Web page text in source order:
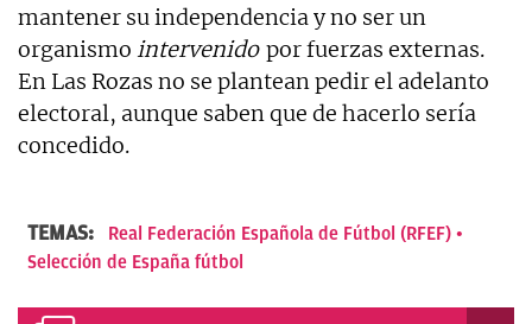
mantener su independencia y no ser un
organismo intervenido por fuerzas externas.
En Las Rozas no se plantean pedir el adelanto
electoral, aunque saben que de hacerlo sería
concedido.
TEMAS:
Real Federación Española de Fútbol (RFEF)
Selección de España fútbol